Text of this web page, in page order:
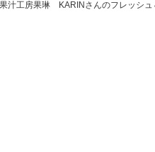
汁工房果琳 KARINさんのフレッシュ